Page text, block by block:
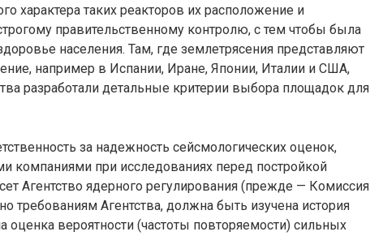
характера таких реакторов их расположение и
правительственному контролю, с тем чтобы была
населения. Там, где землетрясения пред­ставляют
например в Испании, Иране, Японии, Италии и США,
разработали детальные критерии выбора площадок для
за надежность сейс­мологических оценок,
компаниями при исследованиях перед постройкой
Агентство ядерного регулирования (прежде — Комиссия
требованиям Агентства, должна быть изучена история
оценка ве­роятности (частоты повторяемости) сильных